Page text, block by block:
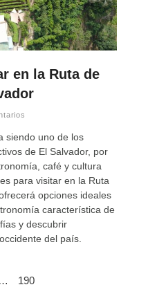
en la Ruta de
siendo uno de los
de El Salvador, por
café y cultura
para visitar en la Ruta
opciones ideales
característica de
y descubrir
del país.
… 190